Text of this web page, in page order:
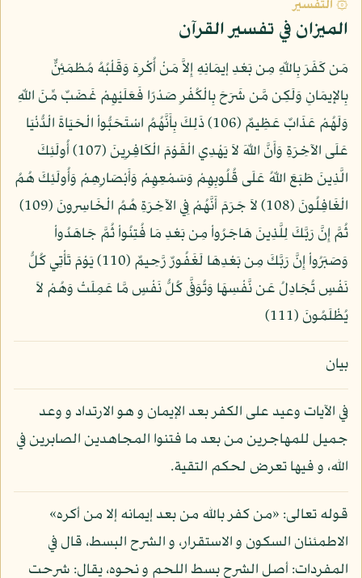
۞ التفسير
الميزان في تفسير القرآن
مَن كَفَرَ بِاللّهِ مِن بَعْدِ إيمَانِهِ إِلاَّ مَنْ أُكْرِهَ وَقَلْبُهُ مُطْمَئِنٌّ
بِالإِيمَانِ وَلَكِن مَّن شَرَحَ بِالْكُفْرِ صَدْرًا فَعَلَيْهِمْ غَضَبٌ مِّنَ اللّهِ
وَلَهُمْ عَذَابٌ عَظِيمٌ (106) ذَلِكَ بِأَنَّهُمُ اسْتَحَبُّواْ الْحَيَاةَ الْدُّنْيَا
عَلَى الآخِرَةِ وَأَنَّ اللّهَ لاَ يَهْدِي الْقَوْمَ الْكَافِرِينَ (107) أُولَئِكَ
الَّذِينَ طَبَعَ اللّهُ عَلَى قُلُوبِهِمْ وَسَمْعِهِمْ وَأَبْصَارِهِمْ وَأُولَئِكَ هُمُ
الْغَافِلُونَ (108) لاَ جَرَمَ أَنَّهُمْ فِي الآخِرَةِ هُمُ الْخَاسِرونَ (109)
ثُمَّ إِنَّ رَبَّكَ لِلَّذِينَ هَاجَرُواْ مِن بَعْدِ مَا فُتِنُواْ ثُمَّ جَاهَدُواْ
وَصَبَرُواْ إِنَّ رَبَّكَ مِن بَعْدِهَا لَغَفُورٌ رَّحِيمٌ (110) يَوْمَ تَأْتِي كُلُّ
نَفْسٍ تُجَادِلُ عَن نَّفْسِهَا وَتُوَفَّى كُلُّ نَفْسٍ مَّا عَمِلَتْ وَهُمْ لاَ
يُظْلَمُونَ (111)
بيان
في الآيات وعيد على الكفر بعد الإيمان و هو الارتداد و وعد
جميل للمهاجرين من بعد ما فتنوا المجاهدين الصابرين في
الله، و فيها تعرض لحكم التقية.
قوله تعالى: «من كفر بالله من بعد إيمانه إلا من أكره»
الاطمئنان السكون و الاستقرار، و الشرح البسط، قال في
المفردات: أصل الشرح بسط اللحم و نحوه، يقال: شرحت